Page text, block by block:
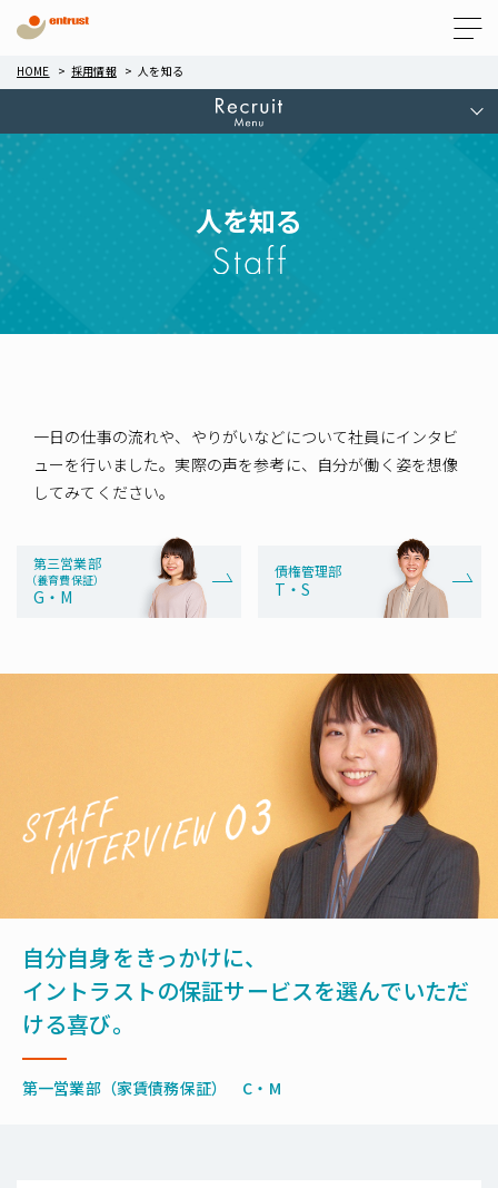
HOME 採用情報 人を知る
人を知る
一日の仕事の流れや、やりがいなどについて社員にインタビ
ューを行いました。実際の声を参考に、自分が働く姿を想像
してみてください。
第三営業部
（養育費保証）
G・M
債権管理部
T・S
自分自身をきっかけに、
イントラストの保証サービスを選んでいただ
ける喜び。
第一営業部（家賃債務保証） C・M